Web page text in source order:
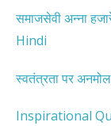
समाजसेवी अन्ना
Hindi
स्वतंत्रता पर
Inspirational